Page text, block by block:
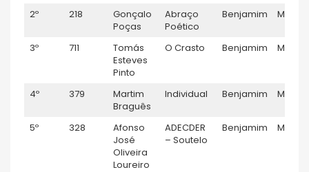
2º 218
Gonçalo
Poças
Abraço
Poético
Benjamim M
3º 711
Tomás
Esteves
Pinto
O Crasto Benjamim M
4º 379
Martim
Braguês
Individual Benjamim M
5º 328
Afonso
José
Oliveira
Loureiro
ADECDER
– Soutelo
Benjamim M